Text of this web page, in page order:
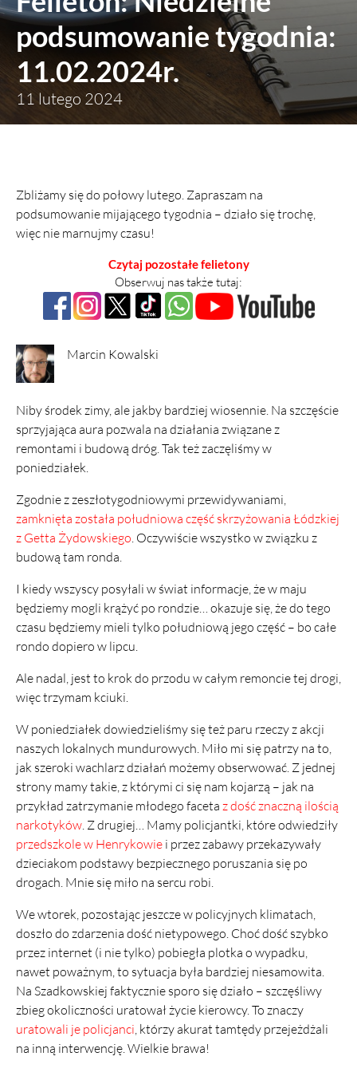
podsumowanie tygodnia:
11.02.2024r.
11 lutego 2024
Zbliżamy się do połowy lutego. Zapraszam na
podsumowanie mijającego tygodnia – działo się trochę,
więc nie marnujmy czasu!
Czytaj pozostałe felietony
Obserwuj nas także tutaj:
Marcin Kowalski
Niby środek zimy, ale jakby bardziej wiosennie. Na szczęście
sprzyjająca aura pozwala na działania związane z
remontami i budową dróg. Tak też zaczęliśmy w
poniedziałek.
Zgodnie z zeszłotygodniowymi przewidywaniami,
zamknięta została południowa część skrzyżowania Łódzkiej
z Getta Żydowskiego. Oczywiście wszystko w związku z
budową tam ronda.
I kiedy wszyscy posyłali w świat informacje, że w maju
będziemy mogli krążyć po rondzie… okazuje się, że do tego
czasu będziemy mieli tylko południową jego część – bo całe
rondo dopiero w lipcu.
Ale nadal, jest to krok do przodu w całym remoncie tej drogi,
więc trzymam kciuki.
W poniedziałek dowiedzieliśmy się też paru rzeczy z akcji
naszych lokalnych mundurowych. Miło mi się patrzy na to,
jak szeroki wachlarz działań możemy obserwować. Z jednej
strony mamy takie, z którymi ci się nam kojarzą – jak na
przykład zatrzymanie młodego faceta z dość znaczną ilością
narkotyków. Z drugiej… Mamy policjantki, które odwiedziły
przedszkole w Henrykowie i przez zabawy przekazywały
dzieciakom podstawy bezpiecznego poruszania się po
drogach. Mnie się miło na sercu robi.
We wtorek, pozostając jeszcze w policyjnych klimatach,
doszło do zdarzenia dość nietypowego. Choć dość szybko
przez internet (i nie tylko) pobiegła plotka o wypadku,
nawet poważnym, to sytuacja była bardziej niesamowita.
Na Szadkowskiej faktycznie sporo się działo – szczęśliwy
zbieg okoliczności uratował życie kierowcy. To znaczy
uratowali je policjanci, którzy akurat tamtędy przejeżdżali
na inną interwencję. Wielkie brawa!